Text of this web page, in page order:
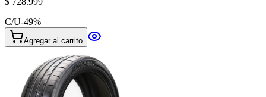
C/U-49%
Agregar al carrito